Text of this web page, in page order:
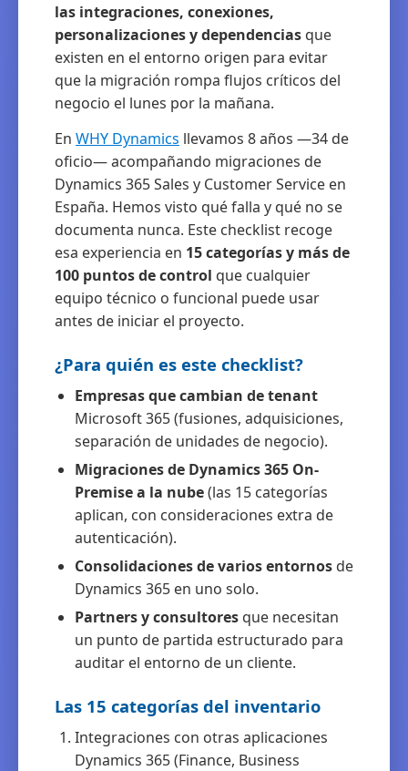
las integraciones, conexiones,
personalizaciones y dependencias que
existen en el entorno origen para evitar
que la migración rompa flujos críticos del
negocio el lunes por la mañana.
En WHY Dynamics llevamos 8 años —34 de
oficio— acompañando migraciones de
Dynamics 365 Sales y Customer Service en
España. Hemos visto qué falla y qué no se
documenta nunca. Este checklist recoge
esa experiencia en 15 categorías y más de
100 puntos de control que cualquier
equipo técnico o funcional puede usar
antes de iniciar el proyecto.
¿Para quién es este checklist?
Empresas que cambian de tenant
Microsoft 365 (fusiones, adquisiciones,
separación de unidades de negocio).
Migraciones de Dynamics 365 On-
Premise a la nube(las 15 categorías
aplican, con consideraciones extra de
autenticación).
Consolidaciones de varios entornos de
Dynamics 365 en uno solo.
Partners y consultores que necesitan
un punto de partida estructurado para
auditar el entorno de un cliente.
Las 15 categorías del inventario
Integraciones con otras aplicaciones
Dynamics 365 (Finance, Business